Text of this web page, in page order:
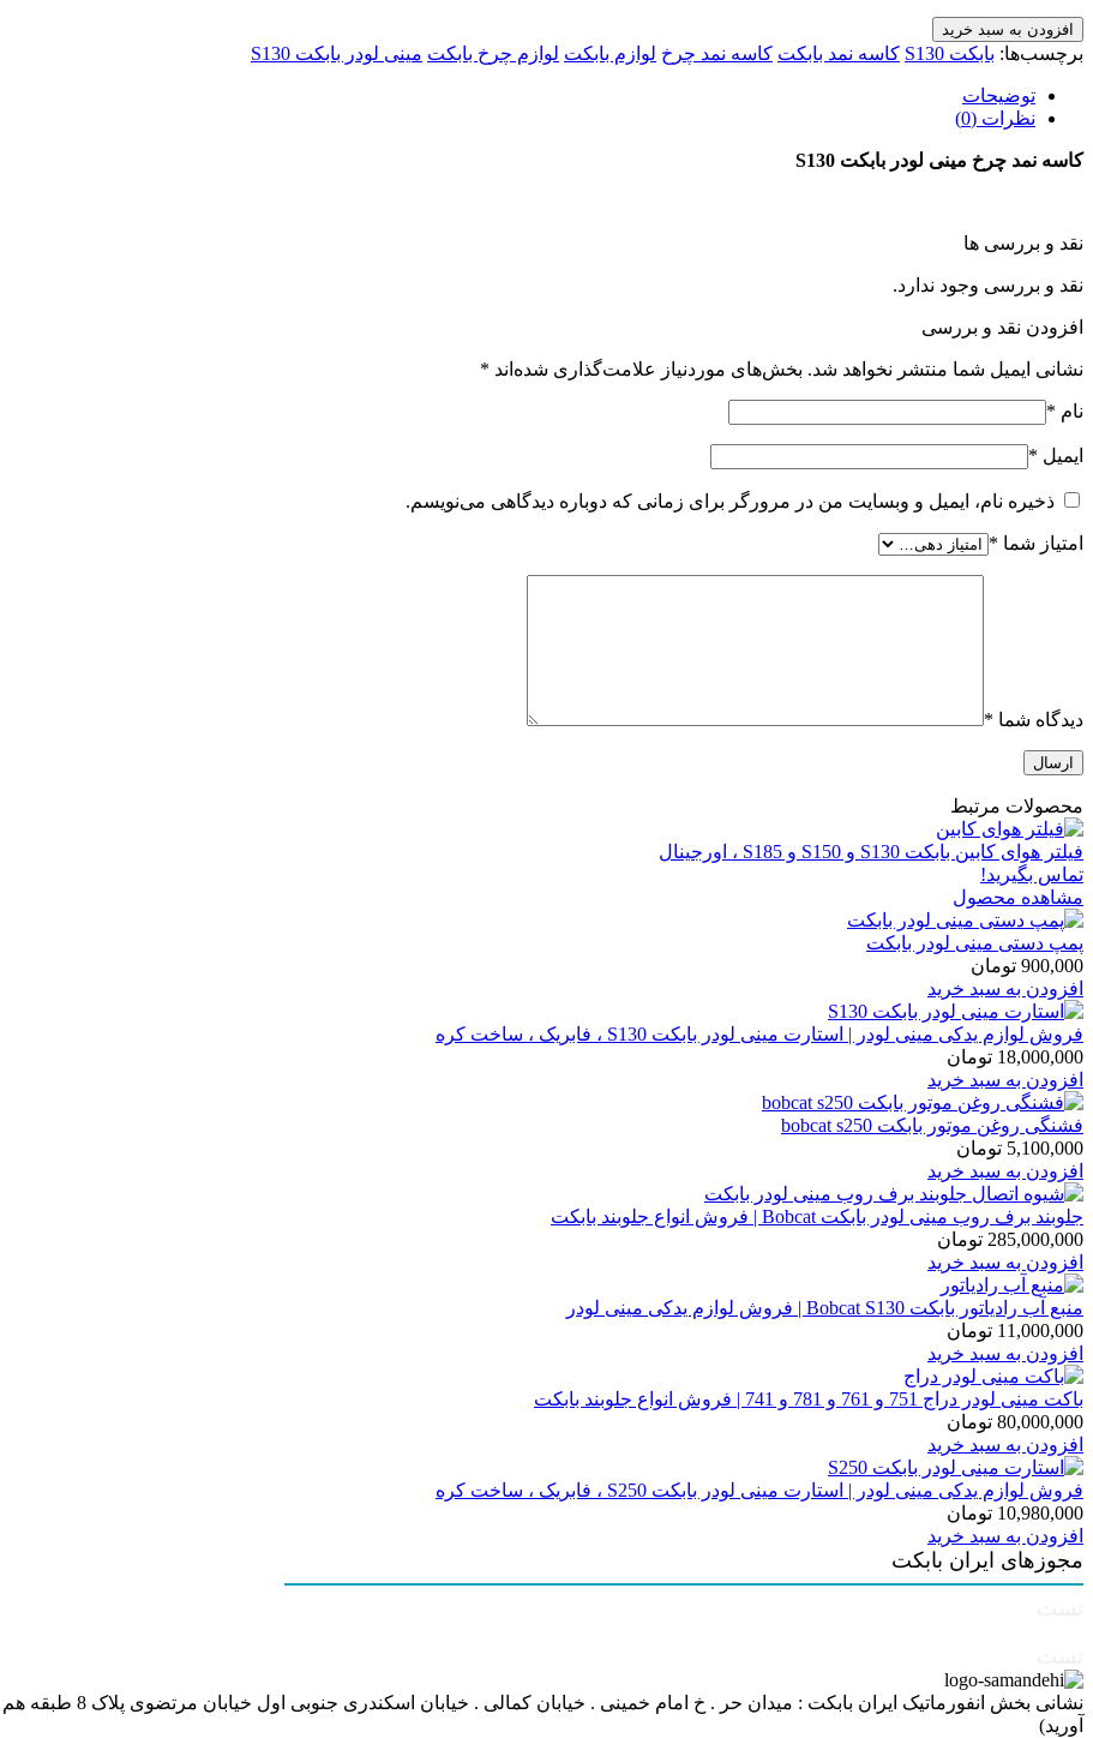
افزودن به سبد خرید
برچسب‌ها: بابکت S130 کاسه نمد بابکت کاسه نمد چرخ لوازم بابکت لوازم چرخ بابکت مینی لودر بابکت S130
توضیحات
نظرات (0)
کاسه نمد چرخ مینی لودر بابکت S130
نقد و بررسی ها
نقد و بررسی وجود ندارد.
افزودن نقد و بررسی
نشانی ایمیل شما منتشر نخواهد شد. بخش‌های موردنیاز علامت‌گذاری شده‌اند *
نام *
ایمیل *
ذخیره نام، ایمیل و وبسایت من در مرورگر برای زمانی که دوباره دیدگاهی می‌نویسم.
امتیاز شما *
دیدگاه شما *
محصولات مرتبط
فیلتر هوای کابین بابکت S130 و S150 و S185 ، اورجینال
تماس بگیرید!
مشاهده محصول
پمپ دستی مینی لودر بابکت
900,000 تومان
افزودن به سبد خرید
فروش لوازم یدکی مینی لودر | استارت مینی لودر بابکت S130 ، فابریک ، ساخت کره
18,000,000 تومان
افزودن به سبد خرید
فشنگی روغن موتور بابکت bobcat s250
5,100,000 تومان
افزودن به سبد خرید
جلوبند برف روب مینی لودر بابکت Bobcat | فروش انواع جلوبند بابکت
285,000,000 تومان
افزودن به سبد خرید
منبع آب رادیاتور بابکت Bobcat S130 | فروش لوازم یدکی مینی لودر
11,000,000 تومان
افزودن به سبد خرید
باکت مینی لودر دراج 751 و 761 و 781 و 741 | فروش انواع جلوبند بابکت
80,000,000 تومان
افزودن به سبد خرید
فروش لوازم یدکی مینی لودر | استارت مینی لودر بابکت S250 ، فابریک ، ساخت کره
10,980,000 تومان
افزودن به سبد خرید
مجوزهای ایران بابکت
نشانی بخش انفورماتیک
آورید)